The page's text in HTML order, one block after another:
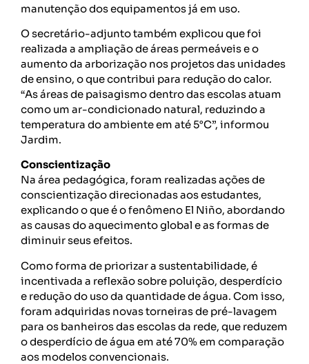
manutenção dos equipamentos já em uso.
O secretário-adjunto também explicou que foi
realizada a ampliação de áreas permeáveis e o
aumento da arborização nos projetos das unidades
de ensino, o que contribui para redução do calor.
“As áreas de paisagismo dentro das escolas atuam
como um ar-condicionado natural, reduzindo a
temperatura do ambiente em até 5°C”, informou
Jardim.
Conscientização
Na área pedagógica, foram realizadas ações de
conscientização direcionadas aos estudantes,
explicando o que é o fenômeno El Niño, abordando
as causas do aquecimento global e as formas de
diminuir seus efeitos.
Como forma de priorizar a sustentabilidade, é
incentivada a reflexão sobre poluição, desperdício
e redução do uso da quantidade de água. Com isso,
foram adquiridas novas torneiras de pré-lavagem
para os banheiros das escolas da rede, que reduzem
o desperdício de água em até 70% em comparação
aos modelos convencionais.